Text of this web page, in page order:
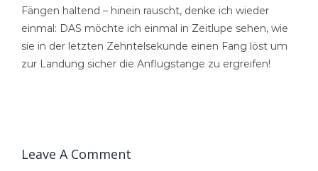
Fängen haltend – hinein rauscht, denke ich wieder
einmal: DAS möchte ich einmal in Zeitlupe sehen, wie
sie in der letzten Zehntelsekunde einen Fang löst um
zur Landung sicher die Anflugstange zu ergreifen!
Leave A Comment